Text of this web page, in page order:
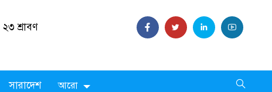
২৩ শ্রাবণ
সারাদেশ আরো